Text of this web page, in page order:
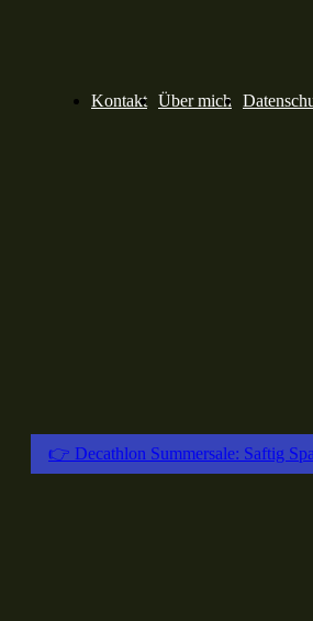
Kontakt Über mich
👉 Decathlon Summersale: Saftig